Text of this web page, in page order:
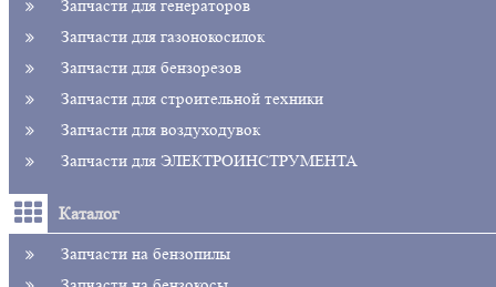
Запчасти для генераторов
Запчасти для газонокосилок
Запчасти для бензорезов
Запчасти для строительной техники
Запчасти для воздуходувок
Запчасти для ЭЛЕКТРОИНСТРУМЕНТА
Каталог
Запчасти на бензопилы